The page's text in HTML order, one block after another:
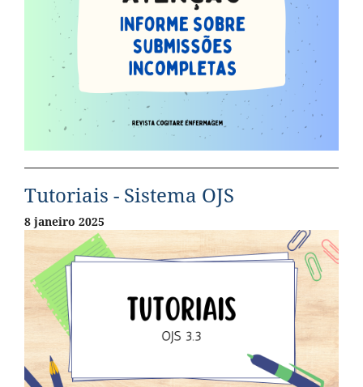
Tutoriais - Sistema OJS
8 janeiro 2025